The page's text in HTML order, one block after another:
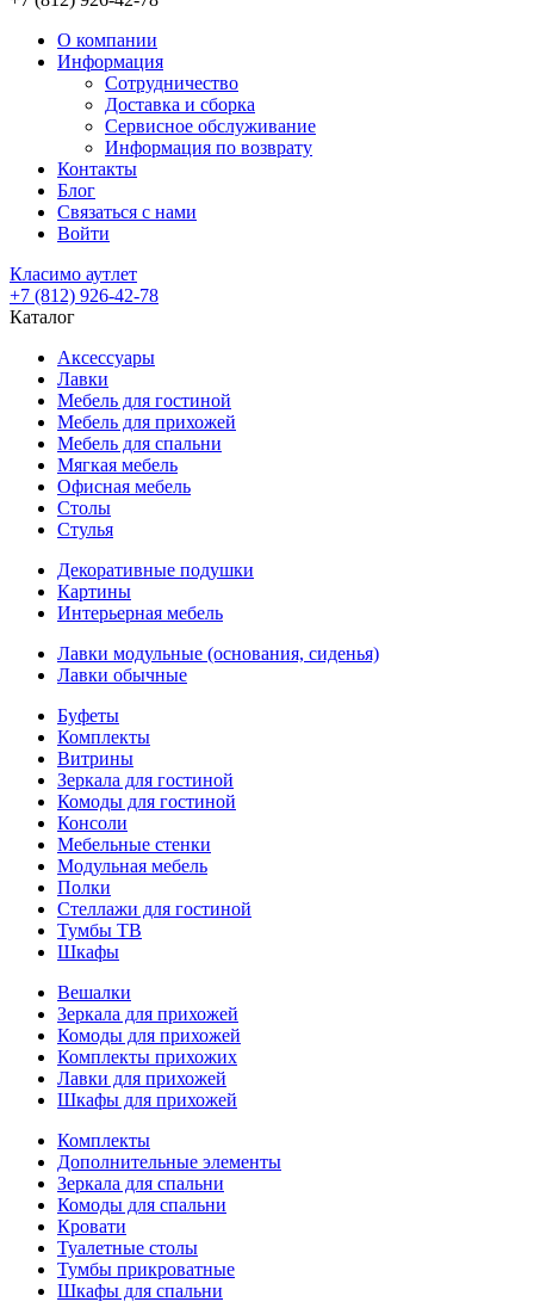
О компании
Информация
Сотрудничество
Доставка и сборка
Сервисное обслуживание
Информация по возврату
Контакты
Блог
Связаться с нами
Войти
Класимо аутлет
+7 (812) 926-42-78
Каталог
Аксессуары
Лавки
Мебель для гостиной
Мебель для прихожей
Мебель для спальни
Мягкая мебель
Офисная мебель
Столы
Стулья
Декоративные подушки
Картины
Интерьерная мебель
Лавки модульные (основания, сиденья)
Лавки обычные
Буфеты
Комплекты
Витрины
Зеркала для гостиной
Комоды для гостиной
Консоли
Мебельные стенки
Модульная мебель
Полки
Стеллажи для гостиной
Тумбы ТВ
Шкафы
Вешалки
Зеркала для прихожей
Комоды для прихожей
Комплекты прихожих
Лавки для прихожей
Шкафы для прихожей
Комплекты
Дополнительные элементы
Зеркала для спальни
Комоды для спальни
Кровати
Туалетные столы
Тумбы прикроватные
Шкафы для спальни